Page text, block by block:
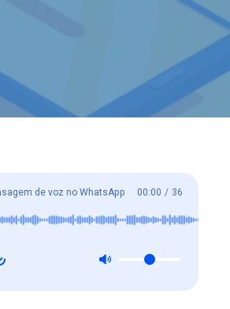
de voz no WhatsApp 00:00 / 36